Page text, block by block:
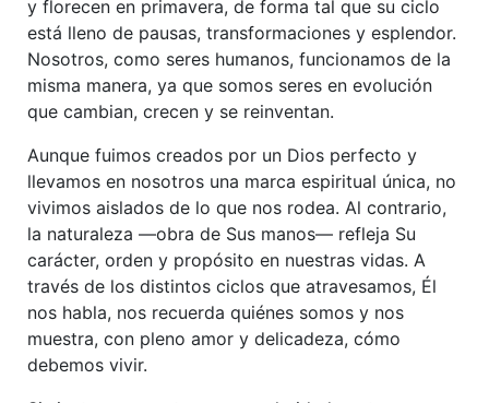
y florecen en primavera, de forma tal que su ciclo
está lleno de pausas, transformaciones y esplendor.
Nosotros, como seres humanos, funcionamos de la
misma manera, ya que somos seres en evolución
que cambian, crecen y se reinventan.
Aunque fuimos creados por un Dios perfecto y
llevamos en nosotros una marca espiritual única, no
vivimos aislados de lo que nos rodea. Al contrario,
la naturaleza —obra de Sus manos— refleja Su
carácter, orden y propósito en nuestras vidas. A
través de los distintos ciclos que atravesamos, Él
nos habla, nos recuerda quiénes somos y nos
muestra, con pleno amor y delicadeza, cómo
debemos vivir.